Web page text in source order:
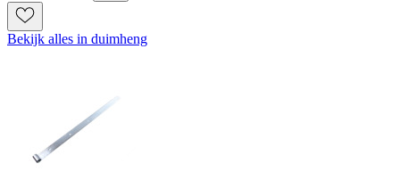
Bekijk alles in duimheng